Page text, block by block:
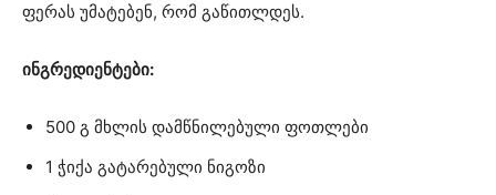
ფერას უმატებენ, რომ გაწითლდეს.
ინგრედიენტები:
500 გ მხლის დამწნილებული ფოთლები
1 ჭიქა გატარებული ნიგოზი